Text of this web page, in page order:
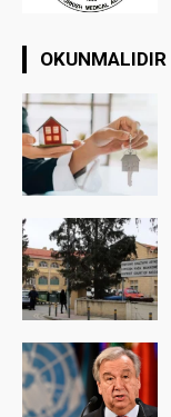
OKUNMALIDIR